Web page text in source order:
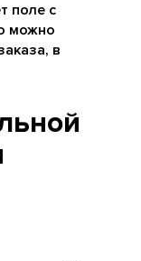
поле с
можно
в